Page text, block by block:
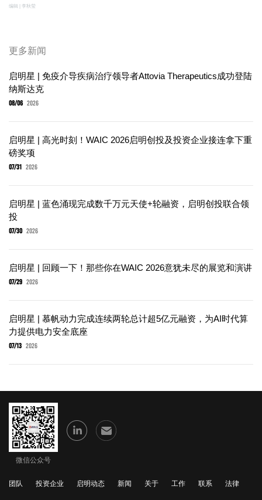
编辑 | 李秋莹
更多新闻
启明星 | 免疫介导疾病治疗领导者Attovia Therapeutics成功登陆
纳斯达克
08/06 2026
启明星 | 高光时刻！WAIC 2026启明创投及投资企业接连拿下重
磅奖项
07/31 2026
启明星 | 蓝色涌现完成数千万元天使+轮融资，启明创投联合领
投
07/30 2026
启明星 | 回顾一下！那些你在WAIC 2026意犹未尽的展览和演讲
07/29 2026
启明星 | 慕帆动力完成连续两轮总计超5亿元融资，为AI时代算
力提供电力安全底座
07/13 2026
微信公众号
团队 投资企业 启明动态 新闻 关于 工作 联系 法律